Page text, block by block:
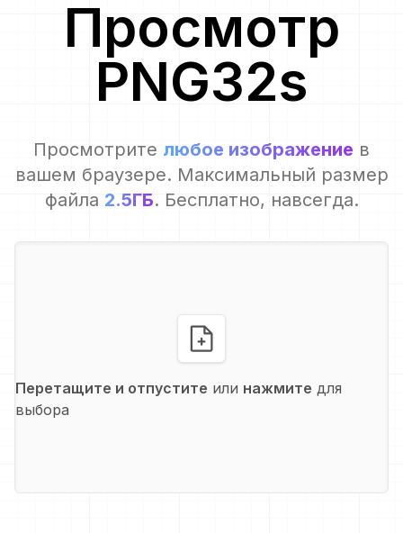
Просмотр
PNG32s
Просмотрите любое изображение в
вашем браузере. Максимальный размер
файла 2.5ГБ. Бесплатно, навсегда.
Перетащите и отпустите или нажмите для
выбора